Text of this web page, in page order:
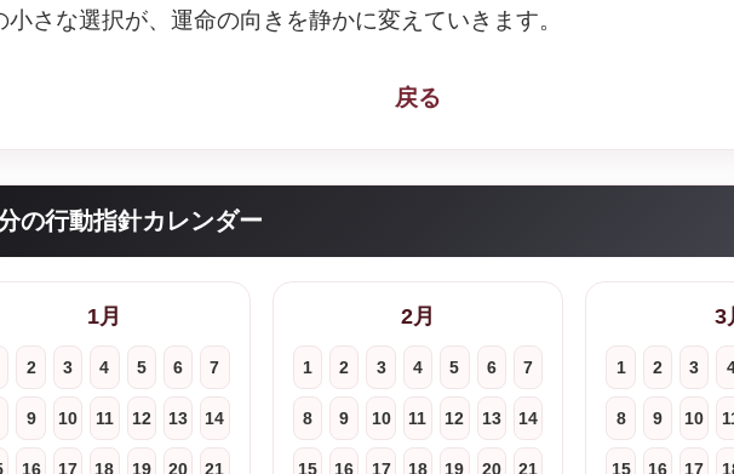
小さな選択が、運命の向きを静かに変えていきます。
戻る
の行動指針カレンダー
1月
2 3 4 5 6 7
9 10 11 12 13 14
16 17 18 19 20 21
2月
1 2 3 4 5 6 7
8 9 10 11 12 13 14
15 16 17 18 19 20 21
3
1 2 3
8 9 10
15 16 17